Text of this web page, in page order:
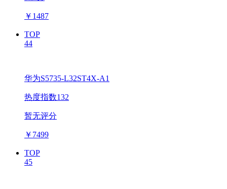
￥ 1487
TOP
44
华为S5735-L32ST4X-A1
热度指数132
暂无评分
￥ 7499
TOP
45